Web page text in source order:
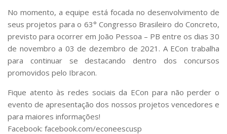
No momento, a equipe está focada no desenvolvimento de
seus projetos para o 63° Congresso Brasileiro do Concreto,
previsto para ocorrer em João Pessoa – PB entre os dias 30
de novembro a 03 de dezembro de 2021. A ECon trabalha
para continuar se destacando dentro dos concursos
promovidos pelo Ibracon.
Fique atento às redes sociais da ECon para não perder o
evento de apresentação dos nossos projetos vencedores e
para maiores informações!
Facebook: facebook.com/econeescusp